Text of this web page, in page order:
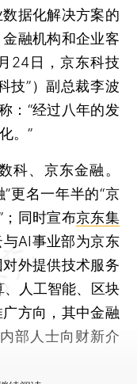
据化解决方案的
融机构和企业客
24日，京东科技
技”）副总裁李波
：“经过八年的发
。”
、京东金融。
更名一年半的“京
；同时宣布京东集
AI事业部为京东
外提供技术服务
、人工智能、区块
方向，其中金融
部人士向财新介